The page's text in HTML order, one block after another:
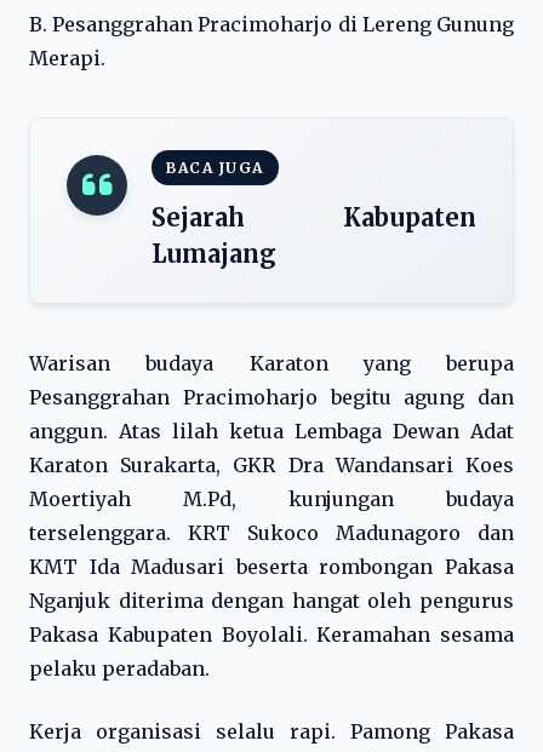
B. Pesanggrahan Pracimoharjo di Lereng Gunung
Merapi.
BACA JUGA
Sejarah Kabupaten
Lumajang
Warisan budaya Karaton yang berupa
Pesanggrahan Pracimoharjo begitu agung dan
anggun. Atas lilah ketua Lembaga Dewan Adat
Karaton Surakarta, GKR Dra Wandansari Koes
Moertiyah M.Pd, kunjungan budaya
terselenggara. KRT Sukoco Madunagoro dan
KMT Ida Madusari beserta rombongan Pakasa
Nganjuk diterima dengan hangat oleh pengurus
Pakasa Kabupaten Boyolali. Keramahan sesama
pelaku peradaban.
Kerja organisasi selalu rapi. Pamong Pakasa